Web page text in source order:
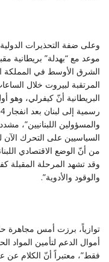
وعلى ضفة التحذيرات الدولية
موعد مع “بهدلة” ‏بريطانية
الشرق الأوسط في المملكة
المرتقبة لبيروت خلال
‏البريطانية أنّ كيفرلي،
والمسؤولين اللبنانيين”،
السياسيين على التحرك الآن
من أنّ الوضع الاقتصادي
وقد تشهد ‏المرحلة المقبلة
والوقود والأدوية‎”.
توازياً، برزت أمس مجاهرة
أموال الدعم لتأمين ‏المواد
فقط”، معتبراً أنّ الكلام